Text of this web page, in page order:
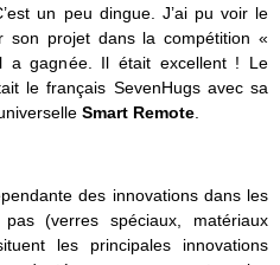
un peu dingue. J’ai pu voir le
son projet dans la compétition «
a gagnée. Il était excellent ! Le
le français SevenHugs avec sa
Smart Remote.
des innovations dans les
(verres spéciaux, matériaux
les principales innovations